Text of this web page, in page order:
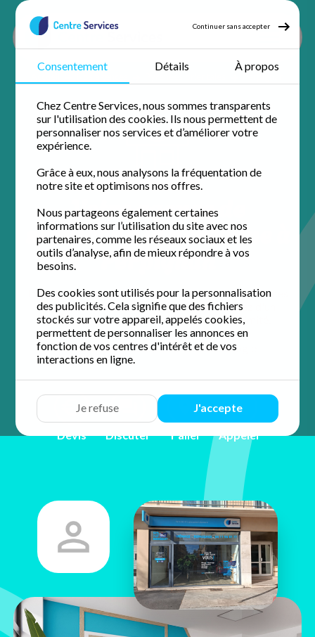
Continuer sans accepter
Consentement Détails À propos
Chez Centre Services, nous sommes transparents
sur l'utilisation des cookies. Ils nous permettent de
personnaliser nos services et d’améliorer votre
expérience.
Grâce à eux, nous analysons la fréquentation de
notre site et optimisons nos offres.
Nous partageons également certaines
informations sur l’utilisation du site avec nos
partenaires, comme les réseaux sociaux et les
outils d’analyse, afin de mieux répondre à vos
besoins.
Des cookies sont utilisés pour la personnalisation
des publicités. Cela signifie que des fichiers
stockés sur votre appareil, appelés cookies,
permettent de personnaliser les annonces en
fonction de vos centres d'intérêt et de vos
interactions en ligne.
Je refuse J'accepte
Votre agence de
services à la personne à
Perpignan
Installée au cœur de la ville, l'équipe de Centre Services
Perpignan simplifie votre quotidien. Profitez d'un
accompagnement personnalisé et de proximité.
5.0 / 5 sur 60 avisGoogle
Devis Discuter Y aller Appeler
Valérie
Piquemal
10 cours Lazare Escarguel
66000 Perpignan